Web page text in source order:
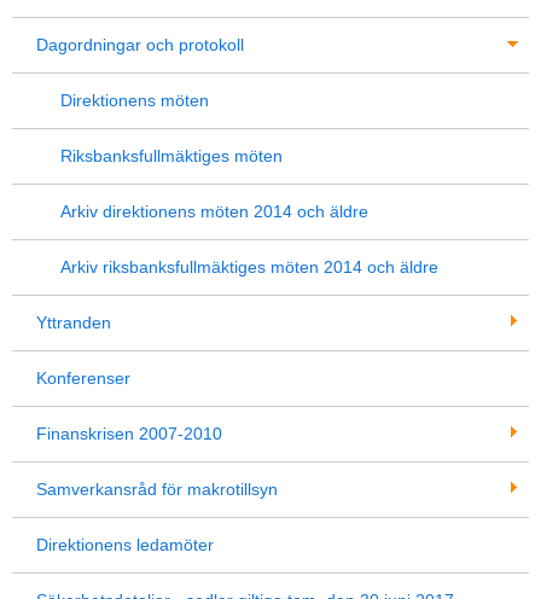
Dagordningar och protokoll
Direktionens möten
Riksbanksfullmäktiges möten
Arkiv direktionens möten 2014 och äldre
Arkiv riksbanksfullmäktiges möten 2014 och äldre
Yttranden
Konferenser
Finanskrisen 2007-2010
Samverkansråd för makrotillsyn
Direktionens ledamöter